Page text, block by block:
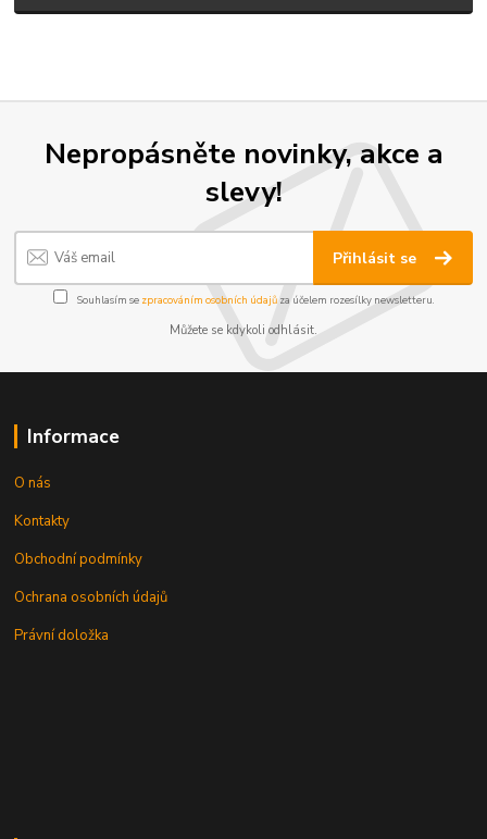
Nepropásněte novinky, akce a
slevy!
Přihlásit se
Souhlasím se zpracováním osobních údajůza účelem rozesílky newsletteru.
Můžete se kdykoli odhlásit.
Informace
O nás
Kontakty
Obchodní podmínky
Ochrana osobních údajů
Právní doložka